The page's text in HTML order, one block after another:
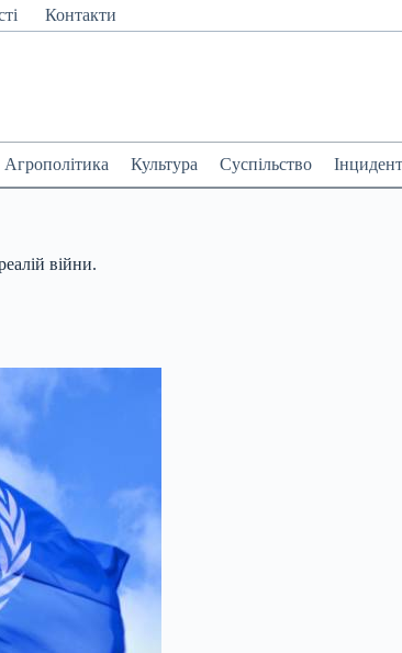
Контакти
Агрополітика Культура Суспільство
війни.